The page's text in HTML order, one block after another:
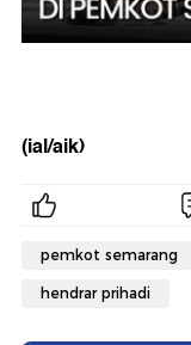
(ial/aik)
pemkot semarang
hendrar prihadi